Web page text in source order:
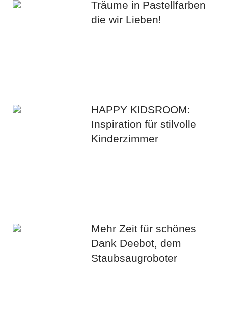
Träume in Pastellfarben
die wir Lieben!
HAPPY KIDSROOM:
Inspiration für stilvolle
Kinderzimmer
Mehr Zeit für schönes
Dank Deebot, dem
Staubsaugroboter